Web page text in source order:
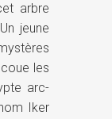
arbre
jeune
les
arc-
Iker